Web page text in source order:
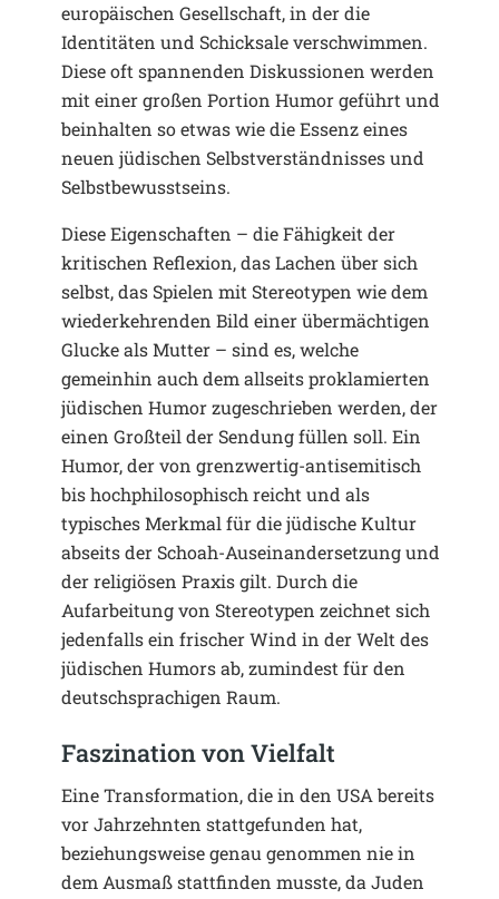
europäischen Gesellschaft, in der die
Identitäten und Schicksale verschwimmen.
Diese oft spannenden Diskussionen werden
mit einer großen Portion Humor geführt und
beinhalten so etwas wie die Essenz eines
neuen jüdischen Selbstverständnisses und
Selbstbewusstseins.
Diese Eigenschaften – die Fähigkeit der
kritischen Reflexion, das Lachen über sich
selbst, das Spielen mit Stereotypen wie dem
wiederkehrenden Bild einer übermächtigen
Glucke als Mutter – sind es, welche
gemeinhin auch dem allseits proklamierten
jüdischen Humor zugeschrieben werden, der
einen Großteil der Sendung füllen soll. Ein
Humor, der von grenzwertig-antisemitisch
bis hochphilosophisch reicht und als
typisches Merkmal für die jüdische Kultur
abseits der Schoah-Auseinandersetzung und
der religiösen Praxis gilt. Durch die
Aufarbeitung von Stereotypen zeichnet sich
jedenfalls ein frischer Wind in der Welt des
jüdischen Humors ab, zumindest für den
deutschsprachigen Raum.
Faszination von Vielfalt
Eine Transformation, die in den USA bereits
vor Jahrzehnten stattgefunden hat,
beziehungsweise genau genommen nie in
dem Ausmaß stattfinden musste, da Juden